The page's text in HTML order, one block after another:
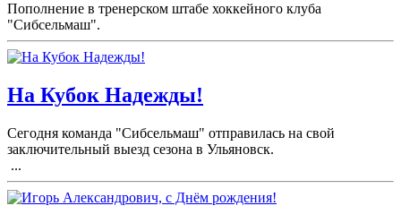
Пополнение в тренерском штабе хоккейного клуба
"Сибсельмаш".
На Кубок Надежды!
Сегодня команда "Сибсельмаш" отправилась на свой
заключительный выезд сезона в Ульяновск.
...